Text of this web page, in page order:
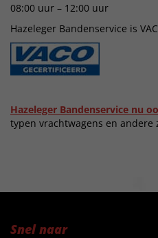
08:00 uur – 12:00 uur
Hazeleger Bandenservice is
Hazeleger Bandenservice nu
typen vrachtwagens en andere
Snel naar